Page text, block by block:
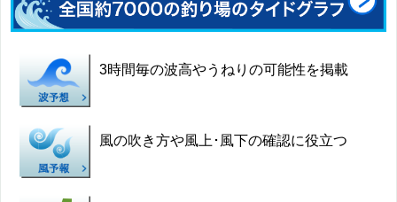
3時間毎の波高やうねりの可能性を掲載
風の吹き方や風上･風下の確認に役立つ